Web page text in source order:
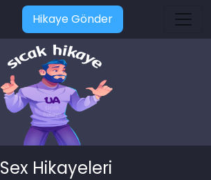
Hikaye Gönder
Sex Hikayeleri